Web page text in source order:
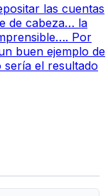
las cuentas
de cabeza… la
Por
buen ejemplo de
sería el resultado